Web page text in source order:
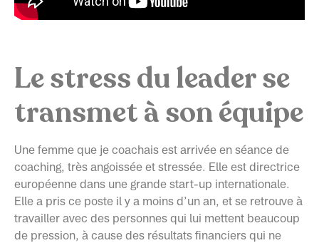
Le stress du leader se
transmet à son équipe
Une femme que je coachais est arrivée en séance de
coaching, très angoissée et stressée. Elle est directrice
européenne dans une grande start-up internationale.
Elle a pris ce poste il y a moins d’un an, et se retrouve à
travailler avec des personnes qui lui mettent beaucoup
de pression, à cause des résultats financiers qui ne